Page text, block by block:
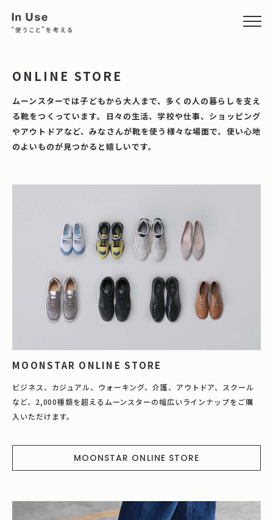
ONLINE STORE
ムーンスターでは子どもから大人まで、多くの人の暮らしを支え
る靴をつくっています。日々の生活、学校や仕事、ショッピング
やアウトドアなど、みなさんが靴を使う様々な場面で、使い心地
のよいものが見つかると嬉しいです。
MOONSTAR ONLINE STORE
ビジネス、カジュアル、ウォーキング、介護、アウトドア、スクール
など、2,000種類を超えるムーンスターの幅広いラインナップをご購
入いただけます。
MOONSTAR ONLINE STORE